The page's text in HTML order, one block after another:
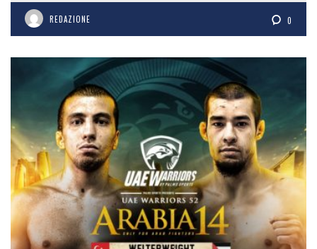
REDAZIONE 0